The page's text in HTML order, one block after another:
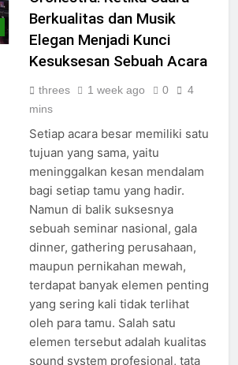
Orchestra: Ketika Suara
Berkualitas dan Musik
Elegan Menjadi Kunci
threes
Setiap acara besar memiliki satu
tujuan yang sama, yaitu
meninggalkan kesan mendalam
bagi setiap tamu yang hadir.
Namun di balik suksesnya
sebuah seminar nasional, gala
dinner, gathering perusahaan,
maupun pernikahan mewah,
terdapat banyak elemen penting
yang sering kali tidak terlihat
oleh para tamu. Salah satu
elemen tersebut adalah kualitas